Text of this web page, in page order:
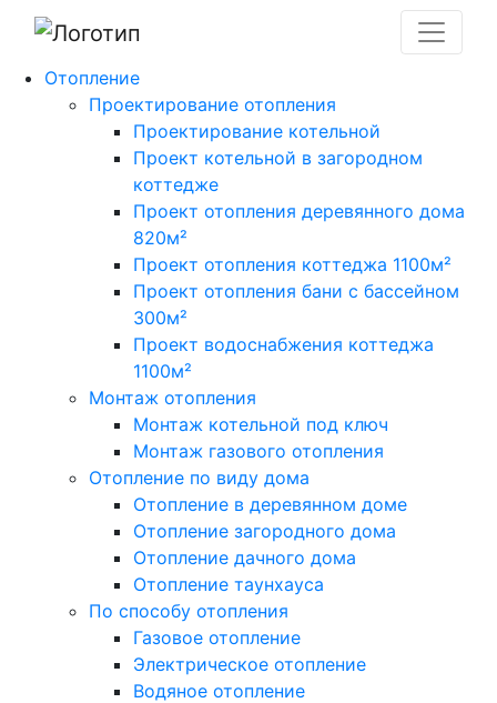
Отопление
Проектирование отопления
Проектирование котельной
Проект котельной в загородном
коттедже
Проект отопления деревянного дома
820м²
Проект отопления коттеджа 1100м²
Проект отопления бани с бассейном
300м²
Проект водоснабжения коттеджа
1100м²
Монтаж отопления
Монтаж котельной под ключ
Монтаж газового отопления
Отопление по виду дома
Отопление в деревянном доме
Отопление загородного дома
Отопление дачного дома
Отопление таунхауса
По способу отопления
Газовое отопление
Электрическое отопление
Водяное отопление